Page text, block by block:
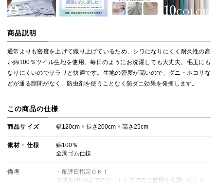
商品説明
通常よりも密度を上げて織り上げているため、シワになりにくく耐久性の高
い綿100％ツイル生地を使用。毎日のようにお洗濯しても大丈夫。毛玉にも
なりにくいのでサラリと快適です。生地の密度が高いので、ダニ・ホコリな
どが通る隙間がなく、防虫剤を使うことなく防ダニ効果を発揮します。
この商品の仕様
商品サイズ 幅120cm × 長さ200cm × 高さ25cm
素材・仕様
綿100％
全周ゴム仕様
備考
・配達日指定ＯＫ！
※厚み20cmまでのマットレスでのご使用を推奨いたしま